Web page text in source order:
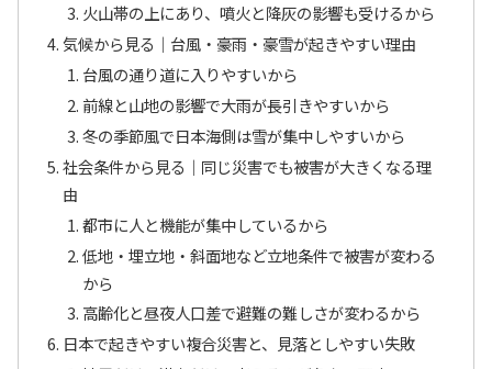
火山帯の上にあり、噴火と降灰の影響も受けるから
気候から見る｜台風・豪雨・豪雪が起きやすい理由
台風の通り道に入りやすいから
前線と山地の影響で大雨が長引きやすいから
冬の季節風で日本海側は雪が集中しやすいから
社会条件から見る｜同じ災害でも被害が大きくなる理
由
都市に人と機能が集中しているから
低地・埋立地・斜面地など立地条件で被害が変わる
から
高齢化と昼夜人口差で避難の難しさが変わるから
日本で起きやすい複合災害と、見落としやすい失敗